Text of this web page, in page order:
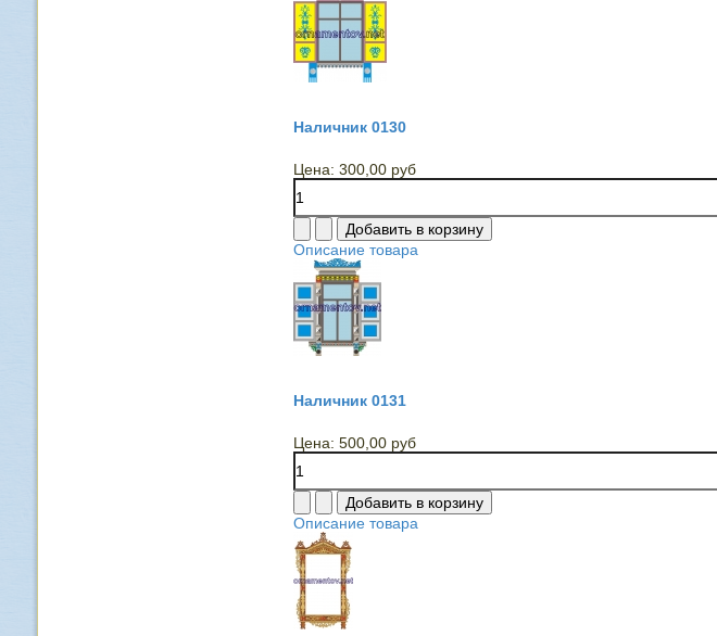
Наличник 0130
Цена: 300,00 руб
Описание товара
Наличник 0131
Цена: 500,00 руб
Описание товара